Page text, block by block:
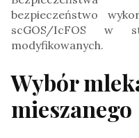
bezpieczeństwo
scGOS/IcFOS w
modyfikowanych.
Wybór
mieszanego